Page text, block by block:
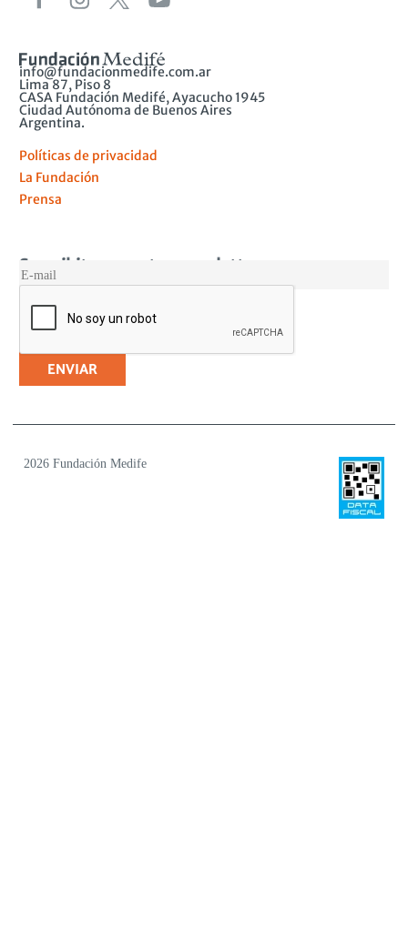
info@fundacionmedife.com.ar
Lima 87, Piso 8
CASA Fundación Medifé, Ayacucho 1945
Ciudad Autónoma de Buenos Aires
Argentina.
Políticas de privacidad
La Fundación
Prensa
Suscribite a nuestro newsletter
2026 Fundación Medife